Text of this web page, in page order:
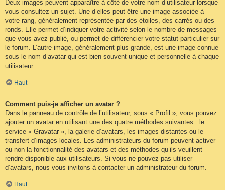
Deux images peuvent apparaître à côté de votre nom d’utilisateur lorsque
vous consultez un sujet. Une d’elles peut être une image associée à
votre rang, généralement représentée par des étoiles, des carrés ou des
ronds. Elle permet d’indiquer votre activité selon le nombre de messages
que vous avez publié, ou permet de différencier votre statut particulier sur
le forum. L’autre image, généralement plus grande, est une image connue
sous le nom d’avatar qui est bien souvent unique et personnelle à chaque
utilisateur.
Haut
Comment puis-je afficher un avatar ?
Dans le panneau de contrôle de l’utilisateur, sous « Profil », vous pouvez
ajouter un avatar en utilisant une des quatre méthodes suivantes : le
service « Gravatar », la galerie d’avatars, les images distantes ou le
transfert d’images locales. Les administrateurs du forum peuvent activer
ou non la fonctionnalité des avatars et des méthodes qu’ils veuillent
rendre disponible aux utilisateurs. Si vous ne pouvez pas utiliser
d’avatars, nous vous invitons à contacter un administrateur du forum.
Haut